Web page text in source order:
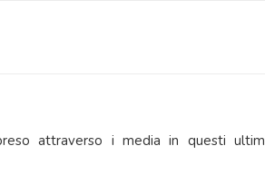
attraverso i media in questi